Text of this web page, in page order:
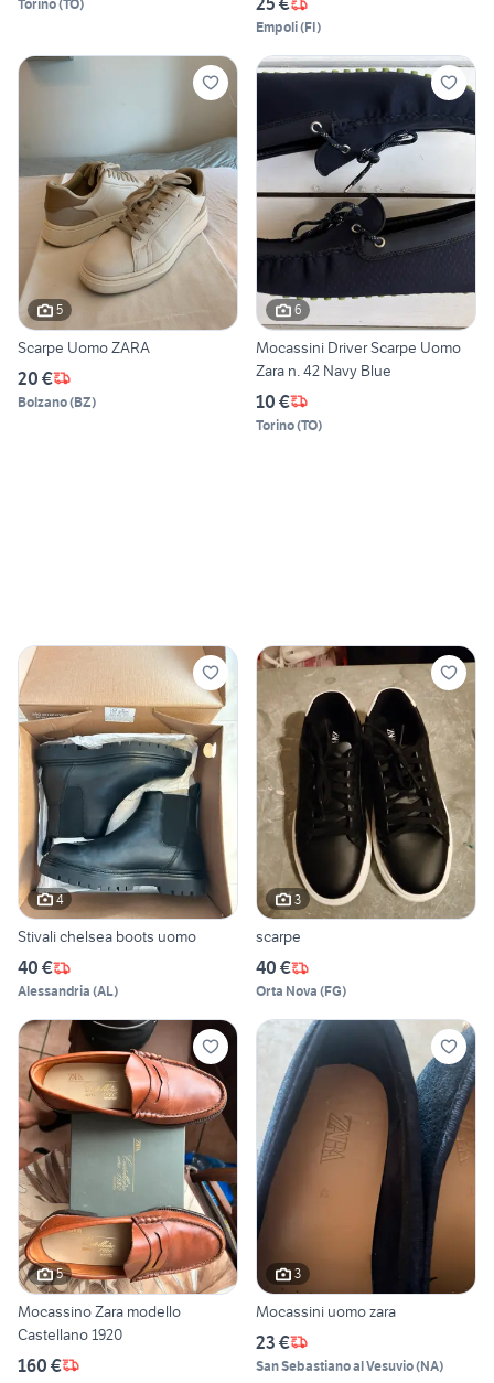
Torino(TO)
Empoli(FI)
5
Scarpe Uomo ZARA
20 €
Bolzano(BZ)
6
Mocassini Driver Scarpe Uomo
Zara n. 42 Navy Blue
10 €
Torino(TO)
4
Stivali chelsea boots uomo
40 €
Alessandria (AL)
3
scarpe
40 €
Orta Nova (FG)
5
Mocassino Zara modello
Castellano 1920
160 €
3
Mocassini uomo zara
23 €
San Sebastiano al Vesuvio(NA)